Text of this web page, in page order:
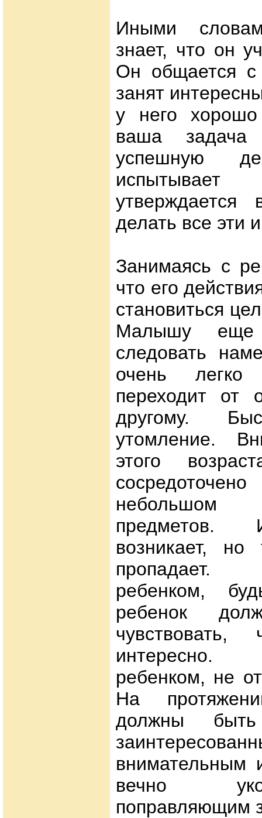
Иными
знает, что он
Он общается с
занят
у него хорошо
ваша задача
успешную
делать все эти
Занимаясь с
что его
становиться
Малышу еще
следовать
очень легко
переходит от
другому.
утомление.
этого
предметов.
возникает,
ребенком,
ребенок
ребенком, не
На
должны
внимательным
вечно
поправляющим